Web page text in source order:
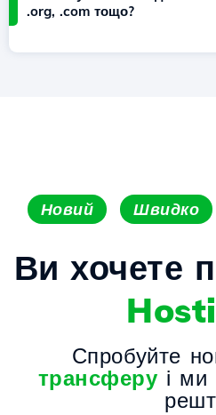
.org, .com тощо?
Новий Швидко
Ви хочете
Спробуйте
трансферу і